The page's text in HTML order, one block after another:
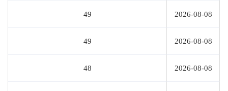
49 2026-08-08
49 2026-08-08
48 2026-08-08